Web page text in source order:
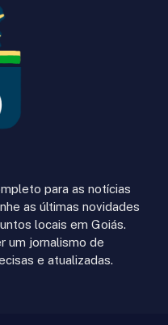
para as notícias
as últimas novidades
locais em Goiás.
um jornalismo de
e atualizadas.